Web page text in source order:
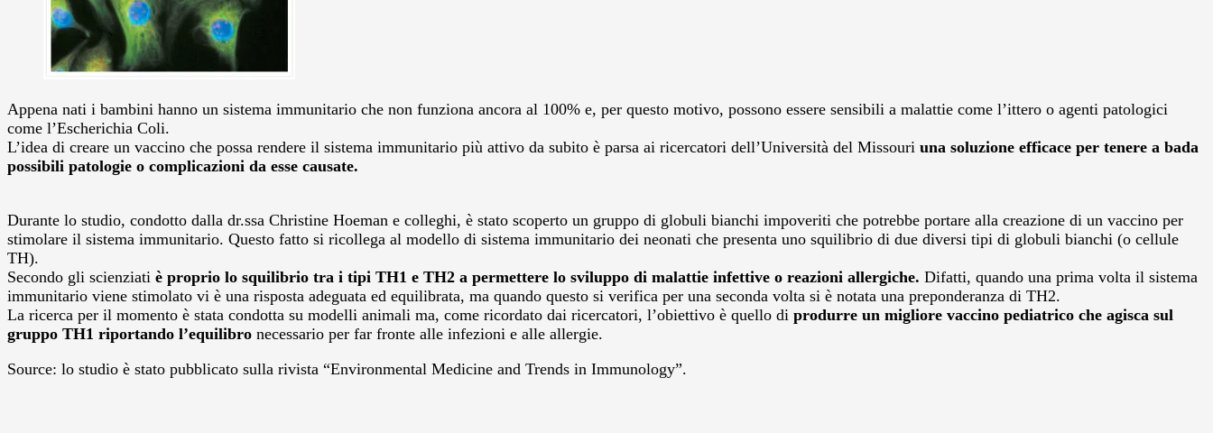
Appena nati i bambini hanno un sistema immunitario che non funziona ancora al 100% e, per questo motivo, possono essere sensibili a malattie come l’ittero o agenti patologici
come l’Escherichia Coli.
L’idea di creare un vaccino che possa rendere il sistema immunitario più attivo da subito è parsa ai ricercatori dell’Università del Missouri una soluzione efficace per tenere a bada
possibili patologie o complicazioni da esse causate.
Durante lo studio, condotto dalla dr.ssa Christine Hoeman e colleghi, è stato scoperto un gruppo di globuli bianchi impoveriti che potrebbe portare alla creazione di un vaccino per
stimolare il sistema immunitario. Questo fatto si ricollega al modello di sistema immunitario dei neonati che presenta uno squilibrio di due diversi tipi di globuli bianchi (o cellule
TH).
Secondo gli scienziati è proprio lo squilibrio tra i tipi TH1 e TH2 a permettere lo sviluppo di malattie infettive o reazioni allergiche. Difatti, quando una prima volta il sistema
immunitario viene stimolato vi è una risposta adeguata ed equilibrata, ma quando questo si verifica per una seconda volta si è notata una preponderanza di TH2.
La ricerca per il momento è stata condotta su modelli animali ma, come ricordato dai ricercatori, l’obiettivo è quello di produrre un migliore vaccino pediatrico che agisca sul
gruppo TH1 riportando l’equilibro necessario per far fronte alle infezioni e alle allergie.
Source: lo studio è stato pubblicato sulla rivista “Environmental Medicine and Trends in Immunology”.